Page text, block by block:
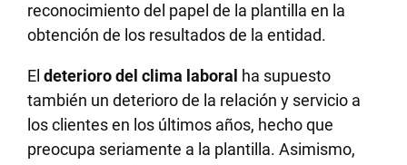
reconocimiento del papel de la plantilla en la
obtención de los resultados de la entidad.
Eldeterioro del clima laboral ha supuesto
también un deterioro de la relación y servicio a
los clientes en los últimos años, hecho que
preocupa seriamente a la plantilla. Asimismo,